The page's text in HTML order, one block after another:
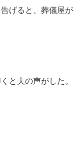
げると、葬儀屋が
と夫の声がした。